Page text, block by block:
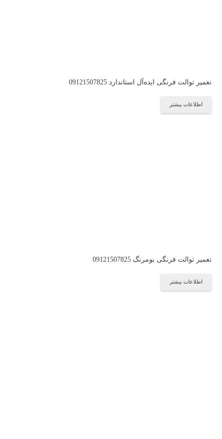
تعمیر توالت فرنگی ایده‌آل استاندارد 09121507825
اطلاعات بیشتر
تعمیر توالت فرنگی بومرنگ 09121507825
اطلاعات بیشتر